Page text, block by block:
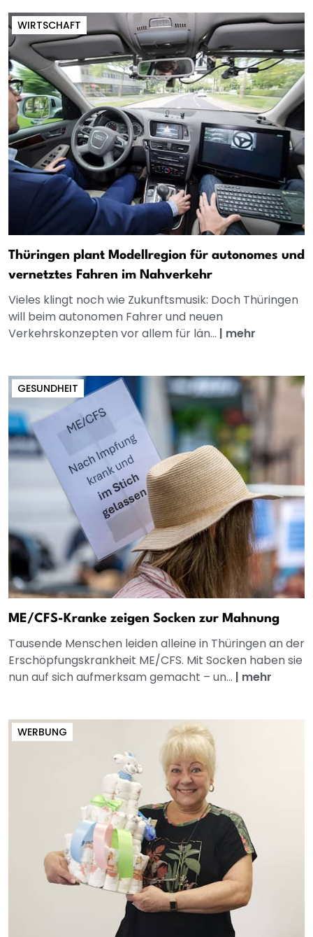
WIRTSCHAFT
Thüringen plant Modellregion für autonomes und
vernetztes Fahren im Nahverkehr
Vieles klingt noch wie Zukunftsmusik: Doch Thüringen
will beim autonomen Fahrer und neuen
Verkehrskonzepten vor allem für län... | mehr
GESUNDHEIT
ME/CFS-Kranke zeigen Socken zur Mahnung
Tausende Menschen leiden alleine in Thüringen an der
Erschöpfungskrankheit ME/CFS. Mit Socken haben sie
nun auf sich aufmerksam gemacht – un... | mehr
WERBUNG